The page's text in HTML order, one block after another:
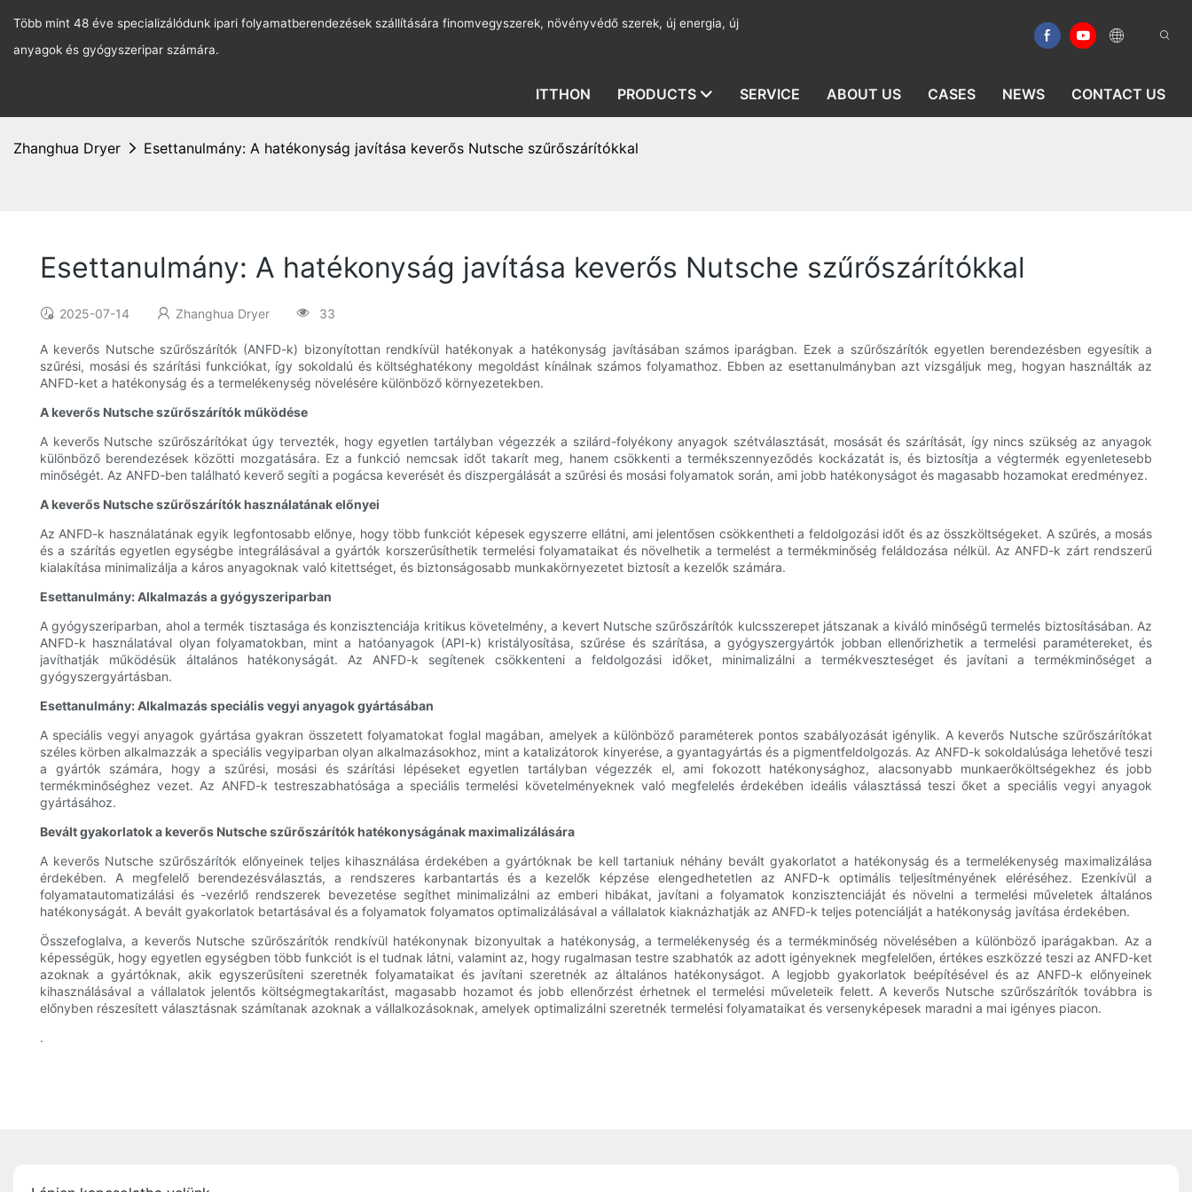
Több mint 48 éve specializálódunk ipari folyamatberendezések szállítására finomvegyszerek, növényvédő szerek, új energia, új
anyagok és gyógyszeripar számára.
ITTHON PRODUCTS SERVICE ABOUT US CASES NEWS CONTACT US
Zhanghua Dryer Esettanulmány: A hatékonyság javítása keverős Nutsche szűrőszárítókkal
Esettanulmány: A hatékonyság javítása keverős Nutsche szűrőszárítókkal
2025-07-14 Zhanghua Dryer 33
A keverős Nutsche szűrőszárítók (ANFD-k) bizonyítottan rendkívül hatékonyak a hatékonyság javításában számos iparágban. Ezek a szűrőszárítók egyetlen berendezésben egyesítik a
szűrési, mosási és szárítási funkciókat, így sokoldalú és költséghatékony megoldást kínálnak számos folyamathoz. Ebben az esettanulmányban azt vizsgáljuk meg, hogyan használták az
ANFD-ket a hatékonyság és a termelékenység növelésére különböző környezetekben.
A keverős Nutsche szűrőszárítók működése
A keverős Nutsche szűrőszárítókat úgy tervezték, hogy egyetlen tartályban végezzék a szilárd-folyékony anyagok szétválasztását, mosását és szárítását, így nincs szükség az anyagok
különböző berendezések közötti mozgatására. Ez a funkció nemcsak időt takarít meg, hanem csökkenti a termékszennyeződés kockázatát is, és biztosítja a végtermék egyenletesebb
minőségét. Az ANFD-ben található keverő segíti a pogácsa keverését és diszpergálását a szűrési és mosási folyamatok során, ami jobb hatékonyságot és magasabb hozamokat eredményez.
A keverős Nutsche szűrőszárítók használatának előnyei
Az ANFD-k használatának egyik legfontosabb előnye, hogy több funkciót képesek egyszerre ellátni, ami jelentősen csökkentheti a feldolgozási időt és az összköltségeket. A szűrés, a mosás
és a szárítás egyetlen egységbe integrálásával a gyártók korszerűsíthetik termelési folyamataikat és növelhetik a termelést a termékminőség feláldozása nélkül. Az ANFD-k zárt rendszerű
kialakítása minimalizálja a káros anyagoknak való kitettséget, és biztonságosabb munkakörnyezetet biztosít a kezelők számára.
Esettanulmány: Alkalmazás a gyógyszeriparban
A gyógyszeriparban, ahol a termék tisztasága és konzisztenciája kritikus követelmény, a kevert Nutsche szűrőszárítók kulcsszerepet játszanak a kiváló minőségű termelés biztosításában. Az
ANFD-k használatával olyan folyamatokban, mint a hatóanyagok (API-k) kristályosítása, szűrése és szárítása, a gyógyszergyártók jobban ellenőrizhetik a termelési paramétereket, és
javíthatják működésük általános hatékonyságát. Az ANFD-k segítenek csökkenteni a feldolgozási időket, minimalizálni a termékveszteséget és javítani a termékminőséget a
gyógyszergyártásban.
Esettanulmány: Alkalmazás speciális vegyi anyagok gyártásában
A speciális vegyi anyagok gyártása gyakran összetett folyamatokat foglal magában, amelyek a különböző paraméterek pontos szabályozását igénylik. A keverős Nutsche szűrőszárítókat
széles körben alkalmazzák a speciális vegyiparban olyan alkalmazásokhoz, mint a katalizátorok kinyerése, a gyantagyártás és a pigmentfeldolgozás. Az ANFD-k sokoldalúsága lehetővé teszi
a gyártók számára, hogy a szűrési, mosási és szárítási lépéseket egyetlen tartályban végezzék el, ami fokozott hatékonysághoz, alacsonyabb munkaerőköltségekhez és jobb
termékminőséghez vezet. Az ANFD-k testreszabhatósága a speciális termelési követelményeknek való megfelelés érdekében ideális választássá teszi őket a speciális vegyi anyagok
gyártásához.
Bevált gyakorlatok a keverős Nutsche szűrőszárítók hatékonyságának maximalizálására
A keverős Nutsche szűrőszárítók előnyeinek teljes kihasználása érdekében a gyártóknak be kell tartaniuk néhány bevált gyakorlatot a hatékonyság és a termelékenység maximalizálása
érdekében. A megfelelő berendezésválasztás, a rendszeres karbantartás és a kezelők képzése elengedhetetlen az ANFD-k optimális teljesítményének eléréséhez. Ezenkívül a
folyamatautomatizálási és -vezérlő rendszerek bevezetése segíthet minimalizálni az emberi hibákat, javítani a folyamatok konzisztenciáját és növelni a termelési műveletek általános
hatékonyságát. A bevált gyakorlatok betartásával és a folyamatok folyamatos optimalizálásával a vállalatok kiaknázhatják az ANFD-k teljes potenciálját a hatékonyság javítása érdekében.
Összefoglalva, a keverős Nutsche szűrőszárítók rendkívül hatékonynak bizonyultak a hatékonyság, a termelékenység és a termékminőség növelésében a különböző iparágakban. Az a
képességük, hogy egyetlen egységben több funkciót is el tudnak látni, valamint az, hogy rugalmasan testre szabhatók az adott igényeknek megfelelően, értékes eszközzé teszi az ANFD-ket
azoknak a gyártóknak, akik egyszerűsíteni szeretnék folyamataikat és javítani szeretnék az általános hatékonyságot. A legjobb gyakorlatok beépítésével és az ANFD-k előnyeinek
kihasználásával a vállalatok jelentős költségmegtakarítást, magasabb hozamot és jobb ellenőrzést érhetnek el termelési műveleteik felett. A keverős Nutsche szűrőszárítók továbbra is
előnyben részesített választásnak számítanak azoknak a vállalkozásoknak, amelyek optimalizálni szeretnék termelési folyamataikat és versenyképesek maradni a mai igényes piacon.
.